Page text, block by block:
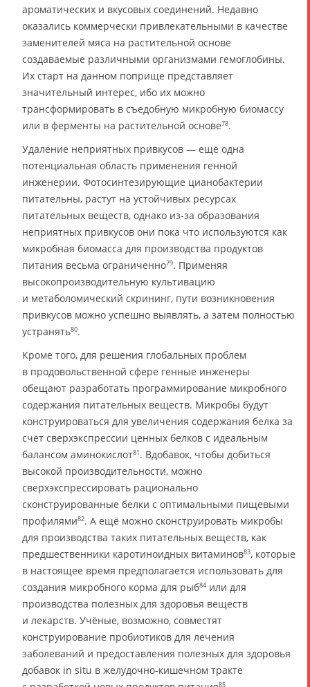
ароматических и вкусовых соединений. Недавно
оказались коммерчески привлекательными в качестве
заменителей мяса на растительной основе
создаваемые различными организмами гемоглобины.
Их старт на данном поприще представляет
значительный интерес, ибо их можно
трансформировать в съедобную микробную биомассу
или в ферменты на растительной основе78.
Удаление неприятных привкусов — ещё одна
потенциальная область применения генной
инженерии. Фотосинтезирующие цианобактерии
питательны, растут на устойчивых ресурсах
питательных веществ, однако из-за образования
неприятных привкусов они пока что используются как
микробная биомасса для производства продуктов
питания весьма ограниченно79. Применяя
высокопроизводительную культивацию
и метаболомический скрининг, пути возникновения
привкусов можно успешно выявлять, а затем полностью
устранять80.
Кроме того, для решения глобальных проблем
в продовольственной сфере генные инженеры
обещают разработать программирование микробного
содержания питательных веществ. Микробы будут
конструироваться для увеличения содержания белка за
счёт сверхэкспрессии ценных белков с идеальным
балансом аминокислот81. Вдобавок, чтобы добиться
высокой производительности, можно
сверхэкспрессировать рационально
сконструированные белки с оптимальными пищевыми
профилями82. А ещё можно сконструировать микробы
для производства таких питательных веществ, как
предшественники каротиноидных витаминов83, которые
в настоящее время предполагается использовать для
создания микробного корма для рыб84 или для
производства полезных для здоровья веществ
и лекарств. Учёные, возможно, совместят
конструирование пробиотиков для лечения
заболеваний и предоставления полезных для здоровья
добавок in situ в желудочно-кишечном тракте
85